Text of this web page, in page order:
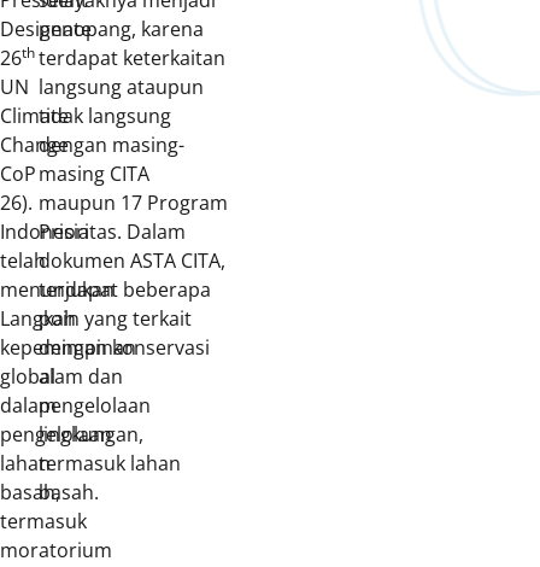
Designate
26th
UN
Climate
Change
CoP
26).
Indonesia
telah
menunjukan
Langkah
kepemimpinan
global
dalam
pengelolaan
lahan
basah,
termasuk
moratorium
penopang, karena
terdapat keterkaitan
langsung ataupun
tidak langsung
dengan masing-
masing CITA
maupun 17 Program
Prioritas. Dalam
dokumen ASTA CITA,
terdapat beberapa
poin yang terkait
dengan konservasi
alam dan
pengelolaan
lingkungan,
termasuk lahan
basah.